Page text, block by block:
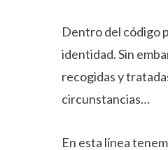
Dentro del código
identidad. Sin
recogidas y
circunstancias…
En esta línea